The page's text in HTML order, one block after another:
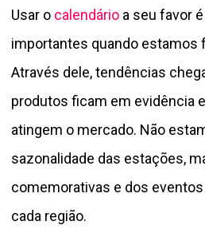
Usar o calendário a seu favor
importantes quando estamos
Através dele, tendências
produtos ficam em evidência
atingem o mercado. Não
sazonalidade das estações,
comemorativas e dos
cada região.